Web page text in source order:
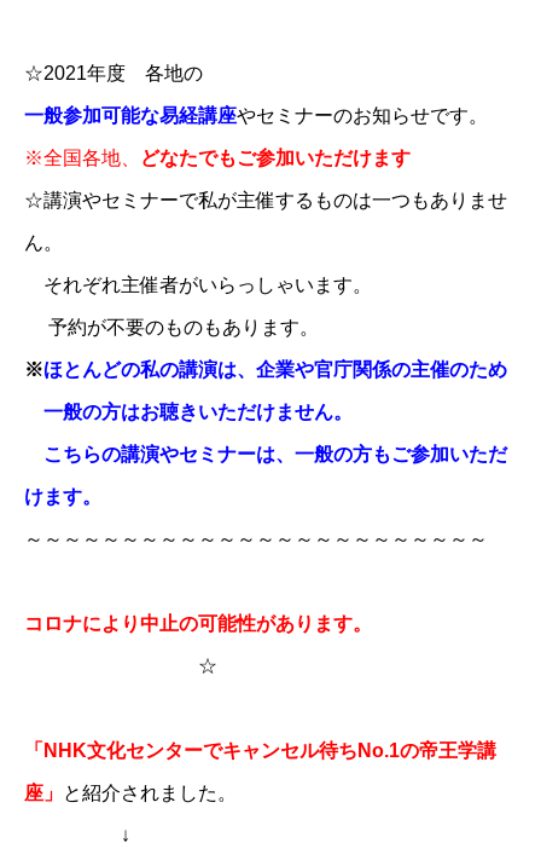
☆2021年度 各地の
一般参加可能な易経講座やセミナーのお知らせです。
※全国各地、 どなたでもご参加いただけます
☆講演やセミナーで私が主催するものは一つもありませ
ん。
それぞれ主催者がいらっしゃいます。
予約が不要のものもあります。
※ほとんどの私の講演は、企業や官庁関係の主催のため
一般の方はお聴きいただけません。
こちらの講演やセミナーは、一般の方もご参加いただ
けます。
～～～～～～～～～～～～～～～～～～～～～～～～
コロナにより中止の可能性があります。
☆
「NHK文化センターでキャンセル待ちNo.1の帝王学講
座」 と紹介されました。
↓